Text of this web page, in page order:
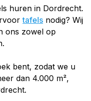
huren in Dordrecht.
tafels nodig? Wij
ons zowel op
bent, zodat we u
dan 4.000 m²,